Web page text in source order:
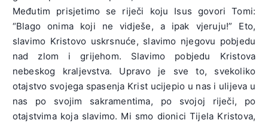
Međutim prisjetimo se riječi koju Isus govori Tomi:
“Blago onima koji ne vidješe, a ipak vjeruju!” Eto,
slavimo Kristovo uskrsnuće, slavimo njegovu pobjedu
nad zlom i grijehom. Slavimo pobjedu Kristova
nebeskog kraljevstva. Upravo je sve to, svekoliko
otajstvo svojega spasenja Krist ucijepio u nas i ulijeva u
nas po svojim sakramentima, po svojoj riječi, po
otajstvima koja slavimo. Mi smo dionici Tijela Kristova,